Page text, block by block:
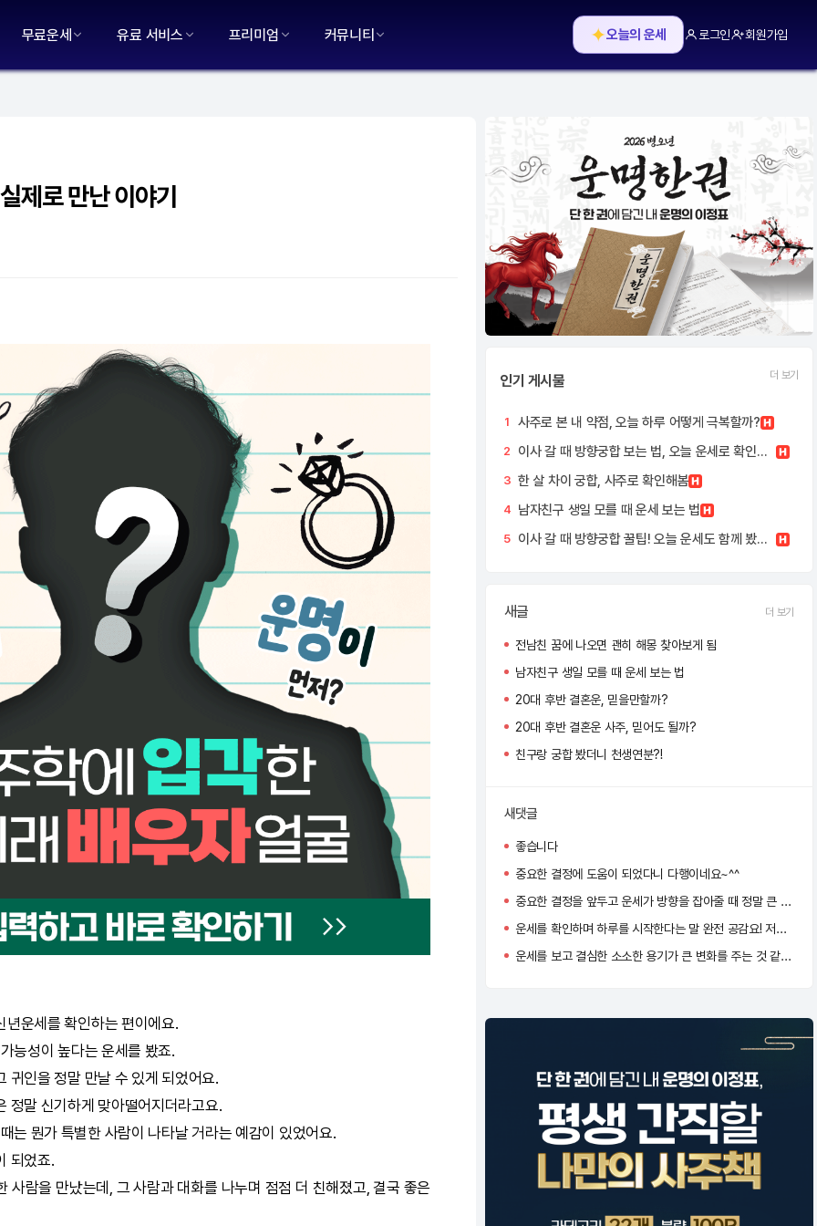
무료운세 유료 서비스 프리미엄 커뮤니티 ✦오늘의 운세 로그인 회원가입
제로 만난 이야기
년운세를 확인하는 편이에요.
능성이 높다는 운세를 봤죠.
귀인을 정말 만날 수 있게 되었어요.
정말 신기하게 맞아떨어지더라고요.
는 뭔가 특별한 사람이 나타날 거라는 예감이 있었어요.
되었죠.
사람을 만났는데, 그 사람과 대화를 나누며 점점 더 친해졌고, 결국 좋은
인기 게시물 더 보기
1 사주로 본 내 약점, 오늘 하루 어떻게 극복할까?
2 이사 갈 때 방향궁합 보는 법, 오늘 운세로 확인해봤어요!
3 한 살 차이 궁합, 사주로 확인해봄
4 남자친구 생일 모를 때 운세 보는 법
5 이사 갈 때 방향궁합 꿀팁! 오늘 운세도 함께 봤어요
새글 더 보기
전남친 꿈에 나오면 괜히 해몽 찾아보게 됨
남자친구 생일 모를 때 운세 보는 법
20대 후반 결혼운, 믿을만할까?
20대 후반 결혼운 사주, 믿어도 될까?
친구랑 궁합 봤더니 천생연분?!
새댓글
좋습니다
중요한 결정에 도움이 되었다니 다행이네요~^^
중요한 결정을 앞두고 운세가 방향을 잡아줄 때 정말 큰 힘이 되죠
운세를 확인하며 하루를 시작한다는 말 완전 공감요! 저도 오늘 운이 좋다는 말에 왠지 더 자신감이 생기네용 ㅋㅋㅋ
운세를 보고 결심한 소소한 용기가 큰 변화를 주는 것 같아요.